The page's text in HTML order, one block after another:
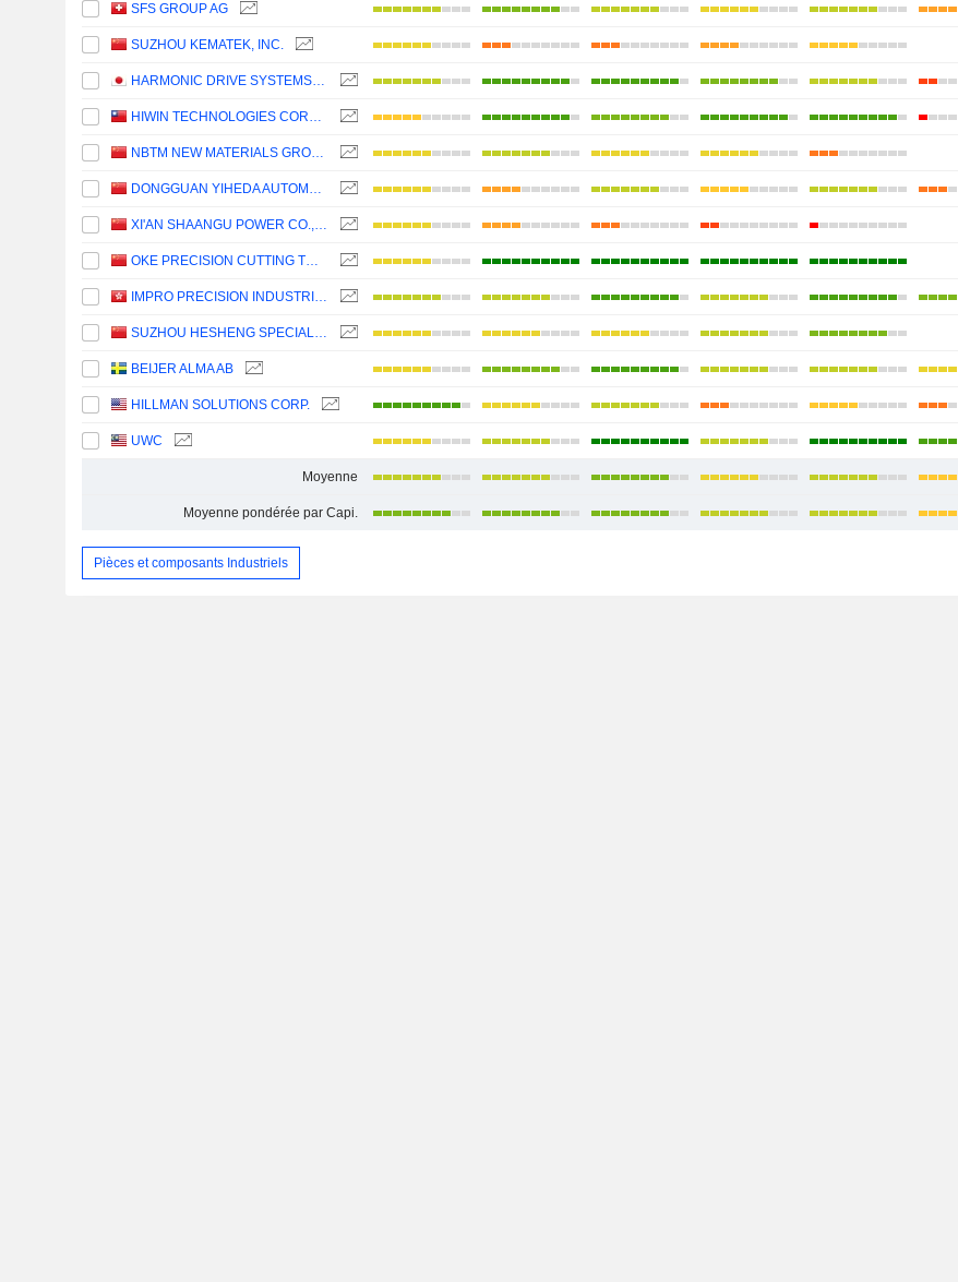
SFS GROUP AG
SUZHOU KEMATEK, INC.
HARMONIC DRIVE SYSTEMS INC.
HIWIN TECHNOLOGIES CORPORATION
NBTM NEW MATERIALS GROUP CO., LTD.
DONGGUAN YIHEDA AUTOMATION CO., LTD
XI'AN SHAANGU POWER CO., LTD.
OKE PRECISION CUTTING TOOLS CO., LTD.
IMPRO PRECISION INDUSTRIES LIMITED
SUZHOU HESHENG SPECIAL MATERIAL CO., LTD.
BEIJER ALMA AB
HILLMAN SOLUTIONS CORP.
UWC
Moyenne
Moyenne pondérée par Capi.
Pièces et composants Industriels